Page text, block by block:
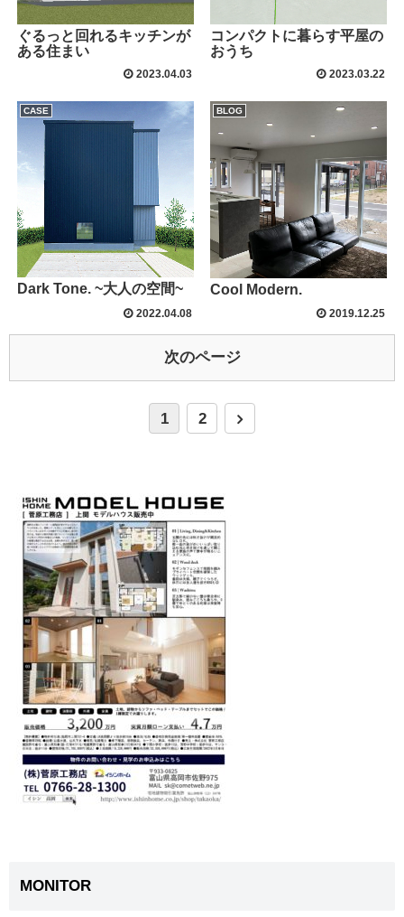
ぐるっと回れるキッチンが
ある住まい
2023.04.03
コンパクトに暮らす平屋の
おうち
2023.03.22
CASE
Dark Tone. ~大人の空間~
2022.04.08
BLOG
Cool Modern.
2019.12.25
次のページ
1 2
MONITOR